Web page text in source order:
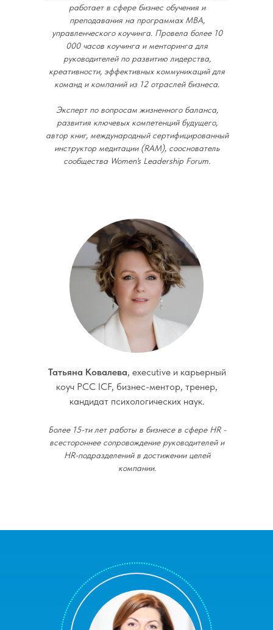
работает в сфере бизнес обучения и
преподавания на программах МВА,
управленческого коучинга. Провела более 10
000 часов коучинга и менторинга для
руководителей по развитию лидерства,
креативности, эффективных коммуникаций для
команд и компаний из 12 отраслей бизнеса.
Эксперт по вопросам жизненного баланса,
развития ключевых компетенций будущего,
автор книг, международный сертифицированный
инструктор медитации (RAM), сооснователь
сообщества Women's Leadership Forum.
Татьяна Ковалева, executive и карьерный
коуч PCC ICF, бизнес-ментор, тренер,
кандидат психологических наук.
Более 15-ти лет работы в бизнесе в сфере HR -
всестороннее сопровождение руководителей и
HR-подразделений в достижении целей
компании.